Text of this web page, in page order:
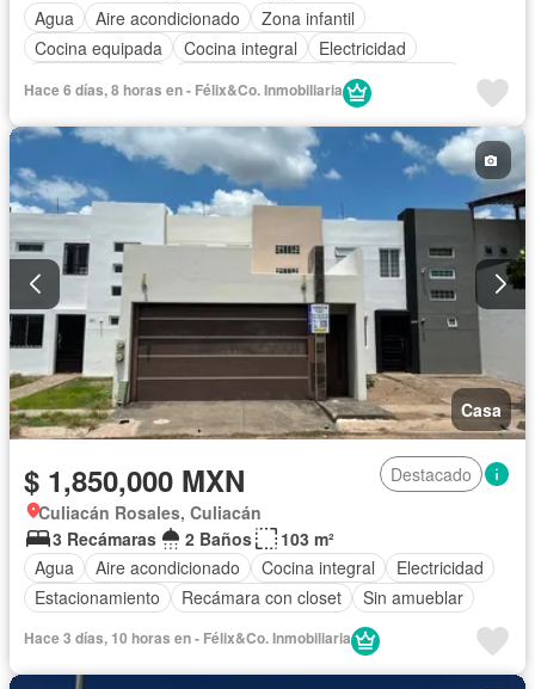
Agua
Aire acondicionado
Zona infantil
Cocina equipada
Cocina integral
Electricidad
Sin amueblar
Hace 6 días, 8 horas en - Félix&Co. Inmobiliaria
Casa
$ 1,850,000 MXN
Destacado
Culiacán Rosales, Culiacán
3 Recámaras
2 Baños
103 m²
Agua
Aire acondicionado Cocina integral
Electricidad
Estacionamiento
Recámara con closet Sin amueblar
Hace 3 días, 10 horas en - Félix&Co. Inmobiliaria